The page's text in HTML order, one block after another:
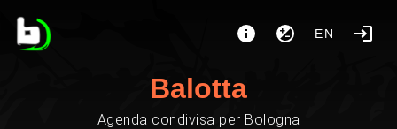
EN
Balotta
Agenda condivisa per Bologna